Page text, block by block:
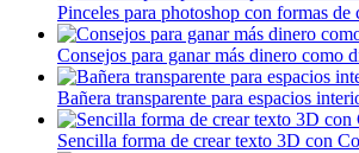
Pinceles para photoshop con formas de
Consejos para ganar más dinero como
Bañera transparente para espacios
Sencilla forma de crear texto 3D con